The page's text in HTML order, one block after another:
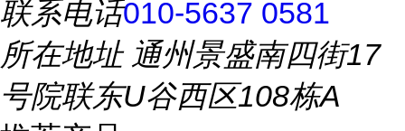
联系电话010-5637 0581
所在地址通州景盛南四街17
号院联东U谷西区108栋A